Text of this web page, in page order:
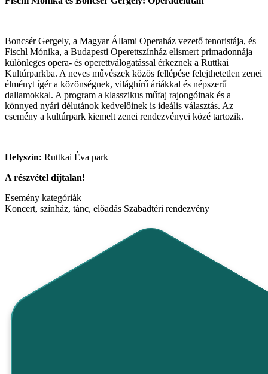
Boncsér Gergely, a Magyar Állami Operaház vezető tenoristája, és
Fischl Mónika, a Budapesti Operettszínház elismert primadonnája
különleges opera- és operettválogatással érkeznek a Ruttkai
Kultúrparkba. A neves művészek közös fellépése felejthetetlen zenei
élményt ígér a közönségnek, világhírű áriákkal és népszerű
dallamokkal. A program a klasszikus műfaj rajongóinak és a
könnyed nyári délutánok kedvelőinek is ideális választás. Az
esemény a kultúrpark kiemelt zenei rendezvényei közé tartozik.
Helyszín: Ruttkai Éva park
A részvétel díjtalan!
Esemény kategóriák
Koncert, színház, tánc, előadás Szabadtéri rendezvény